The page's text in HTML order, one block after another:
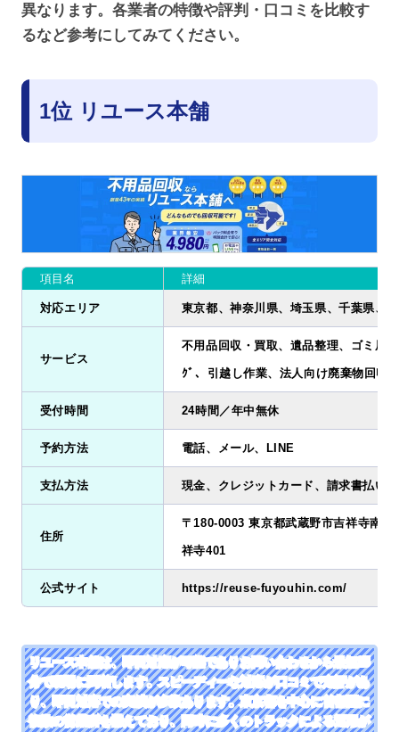
異なります。各業者の特徴や評判・口コミを比較す
るなど参考にしてみてください。
1位 リユース本舗
項目名 詳細
対応エリア 東京都、神奈川県、埼玉県、千葉県、
サービス
不用品回収・買取、遺品整理、ゴミ屋
ｸﾞ、引越し作業、法人向け廃棄物回収
受付時間 24時間／年中無休
予約方法 電話、メール、LINE
支払方法 現金、クレジットカード、請求書払い
住所
〒180-0003 東京都武蔵野市吉祥寺南町
祥寺401
公式サイト https://reuse-fuyouhin.com/
リユース本舗は、即日対応が可能でありお問い合わせから最短25
分で現場に到着します。スピーディーな対応が口コミで定評があ
り、即日対応での実績が多数あります。東京都を中心に首都圏に
複数の営業所を構えており、同時に多くのトラックによる運用が